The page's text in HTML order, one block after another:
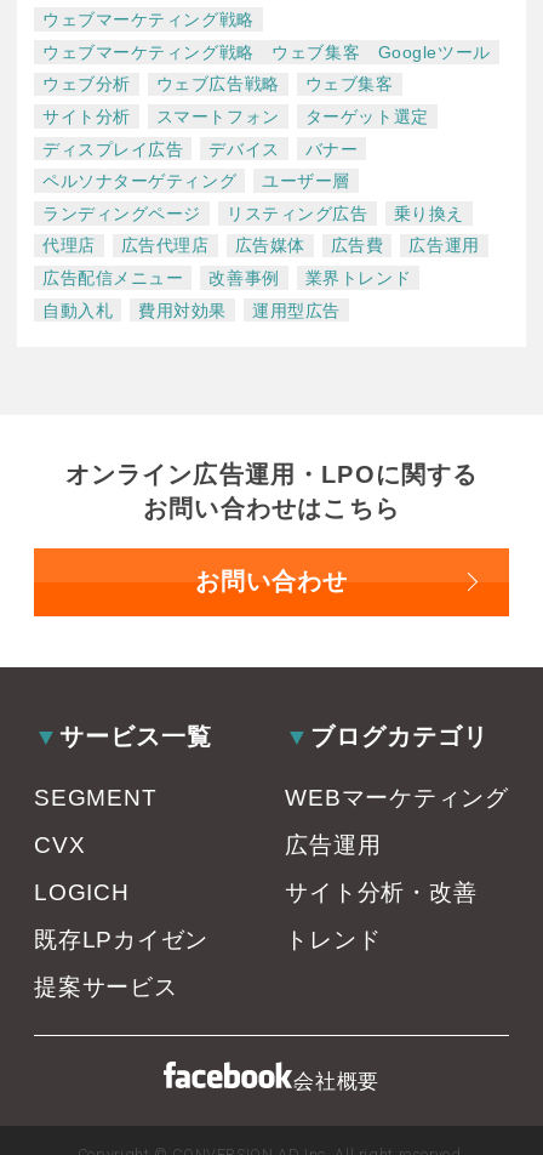
ウェブマーケティング戦略
ウェブマーケティング戦略 ウェブ集客 Googleツール
ウェブ分析
ウェブ広告戦略
ウェブ集客
サイト分析
スマートフォン
ターゲット選定
ディスプレイ広告
デバイス
バナー
ペルソナターゲティング
ユーザー層
ランディングページ
リスティング広告
乗り換え
代理店
広告代理店 広告媒体 広告費
広告運用
広告配信メニュー
改善事例
業界トレンド
自動入札
費用対効果 運用型広告
オンライン広告運用・LPOに関する
お問い合わせはこちら
お問い合わせ
サービス一覧
SEGMENT
CVX
LOGICH
既存LPカイゼン
提案サービス
ブログカテゴリ
WEBマーケティング
広告運用
サイト分析・改善
トレンド
会社概要